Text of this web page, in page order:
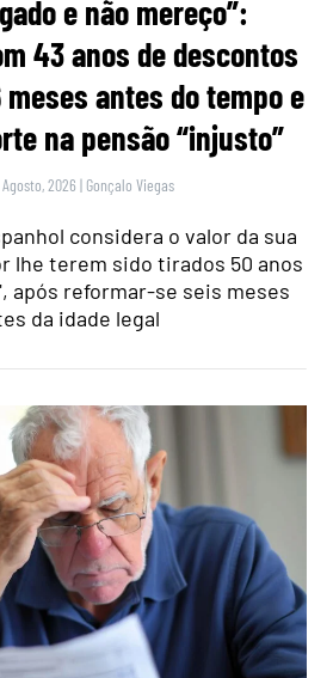
e não mereço”:
43 anos de descontos
antes do tempo e
na pensão “injusto”
2026 | Gonçalo Viegas
considera o valor da sua
lhe terem sido tirados 50 anos
após reformar-se seis meses
da idade legal